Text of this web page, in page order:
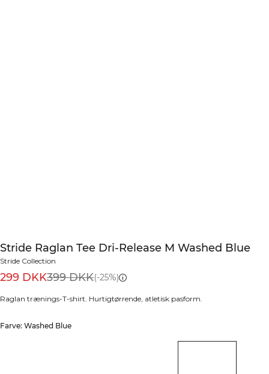
Stride Raglan Tee Dri-Release M Washed Blue
Stride Collection
299 DKK399 DKK(-25%)
Raglan trænings-T-shirt. Hurtigtørrende, atletisk pasform.
Farve: Washed Blue